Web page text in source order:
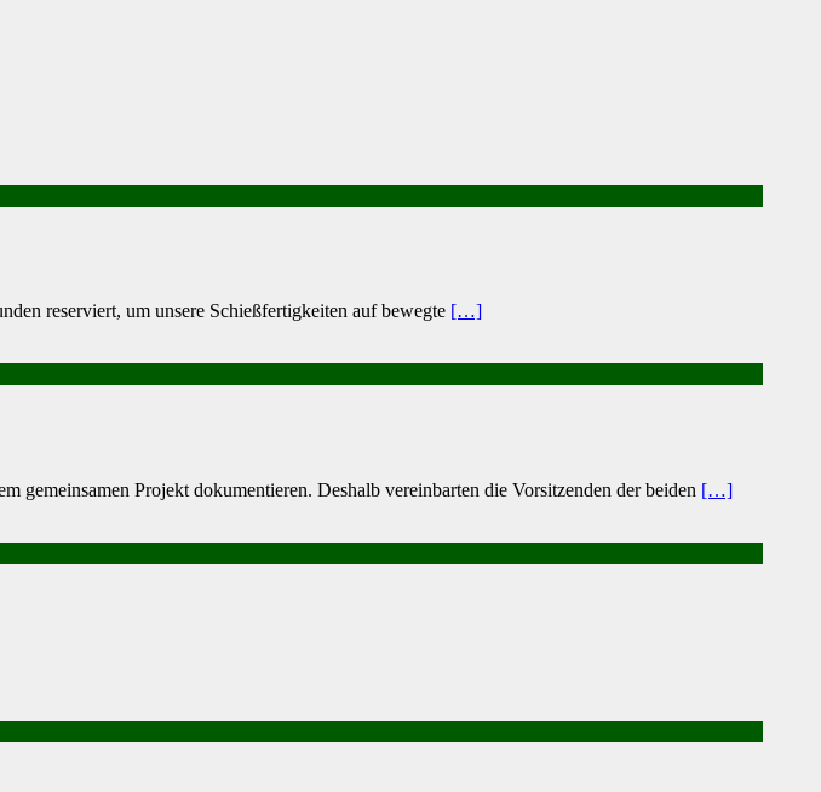
reserviert, um unsere Schießfertigkeiten auf bewegte […]
Projekt doku­mentieren. Deshalb verein­barten die Vorsitzenden der beiden […]